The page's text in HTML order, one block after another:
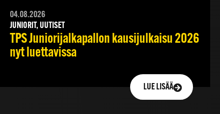
04.08.2026
JUNIORIT, UUTISET
TPS Juniorijalkapallon kausijulkaisu 2026
nyt luettavissa
LUE LISÄÄ